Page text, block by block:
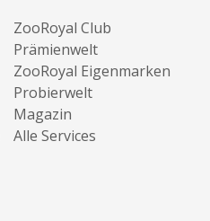
ZooRoyal Club
Prämienwelt
ZooRoyal Eigenmarken
Probierwelt
Magazin
Alle Services